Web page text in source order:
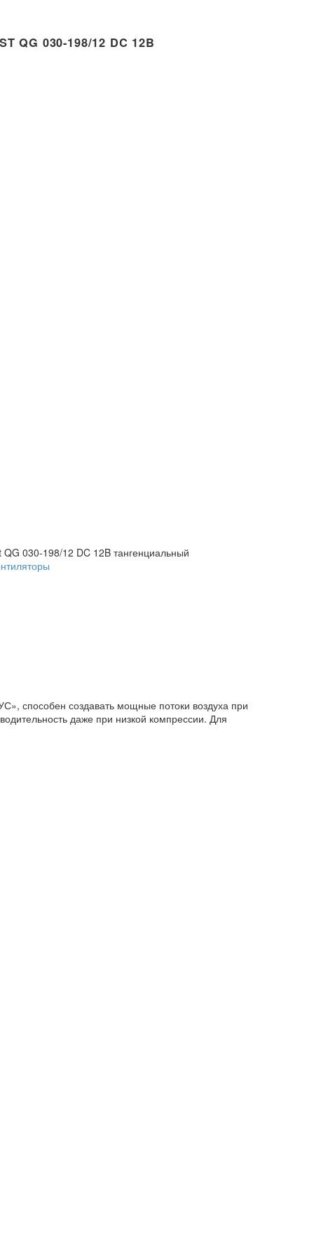
QG 030-198/12 DC 12B
030-198/12 DC 12B тангенциальный
способен создавать мощные потоки воздуха при
даже при низкой компрессии. Для